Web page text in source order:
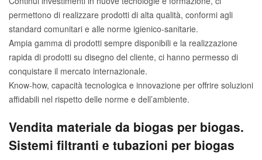
permettono di realizzare prodotti di alta qualità, conformi agli
standard comunitari e alle norme igienico-sanitarie.
Ampia gamma di prodotti sempre disponibili e la realizzazione
rapida di prodotti su disegno del cliente, ci hanno permesso di
conquistare il mercato internazionale.
Know-how, capacità tecnologica e innovazione per offrire soluzioni
affidabili nel rispetto delle norme e dell’ambiente.
Vendita materiale da biogas per biogas.
Sistemi filtranti e tubazioni per biogas